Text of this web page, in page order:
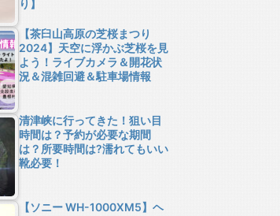
り】
【茶臼山高原の芝桜まつり
2024】天空に浮かぶ芝桜を見
よう！ライブカメラ＆開花状
況＆混雑回避＆駐車場情報
清津峡に行ってきた！狙い目
時間は？予約が必要な期間
は？所要時間は?濡れてもいい
靴必要！
【ソニー WH-1000XM5】ヘ